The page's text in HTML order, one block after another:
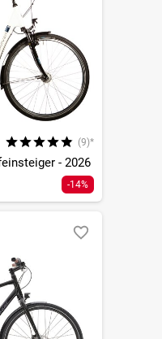
(9)*
- 2026
-14%